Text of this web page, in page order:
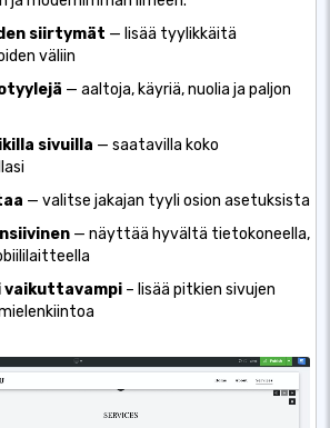
siirtymät — lisää tyylikkäitä
väliin
— aaltoja, käyriä, nuolia ja paljon
sivuilla — saatavilla koko
— valitse jakajan tyyli osion asetuksista
— näyttää hyvältä tietokoneella,
vaikuttavampi – lisää pitkien sivujen